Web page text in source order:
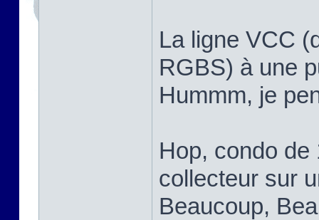
La ligne VCC
RGBS) à une
Hummm, je
Hop, condo de
collecteur sur
Beaucoup,